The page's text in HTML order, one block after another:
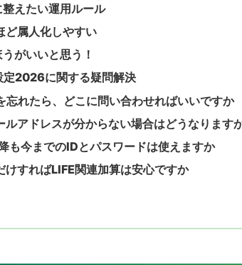
えたい運用ルール
ど属人化しやすい
がいいと思う！
定2026に関する疑問解決
忘れたら、どこに問い合わせればいいですか
ルアドレスが分からない場合はどうなります
も今までのIDとパスワードは使えますか
けすればLIFE関連加算は安心ですか